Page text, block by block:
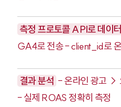
측정 프로토콜 API로 데이
GA4로 전송 -client_id로
결과 분석 - 온라인 광고 →
- 실제 ROAS 정확히 측정